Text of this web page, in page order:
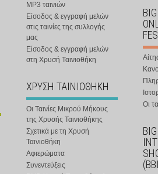
MP3 ταινιών
Είσοδος & εγγραφή μελών
στις ταινίες της συλλογής
μας
Είσοδος & εγγραφή μελών
στη Χρυσή Ταινιοθήκη
ΧΡΥΣΗ ΤΑΙΝΙΟΘΗΚΗ
Οι Ταινίες Μικρού Μήκους
της Χρυσής Ταινιοθήκης
Σχετικά με τη Χρυσή
Ταινιοθήκη
Αφιερώματα
Συνεντεύξεις
Οι